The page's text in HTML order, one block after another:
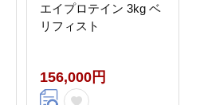
エイプロテイン 3kg ベ
リフィスト
156,000円